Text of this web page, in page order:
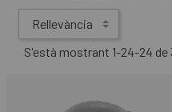
Rellevància
S'està mostrant 1-24-24 de